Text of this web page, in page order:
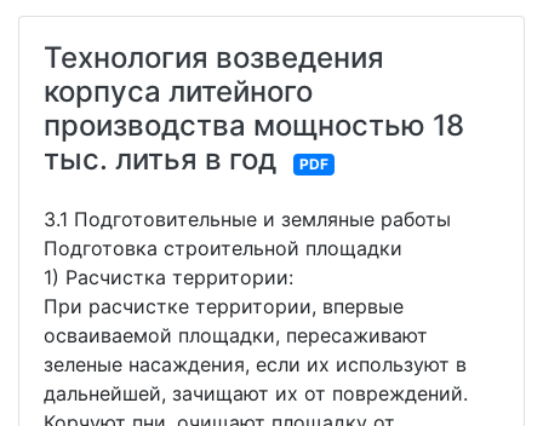
Технология возведения
корпуса литейного
производства мощностью 18
тыс. литья в год
PDF
3.1 Подготовительные и земляные работы
Подготовка строительной площадки
1) Расчистка территории:
При расчистке территории, впервые
осваиваемой площадки, пересаживают
зеленые насаждения, если их используют в
дальнейшей, зачищают их от повреждений.